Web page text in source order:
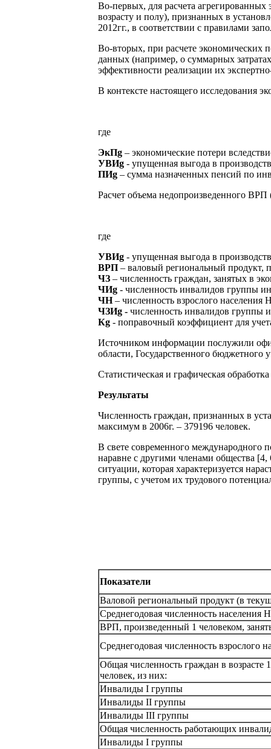
Во-первых, для расчета
возрасту и полу), признанных в
2012гг., в соответствии с правилами
Во-вторых, при расчете экономических
данных (например, о суммарных
эффективности реализации их
В контексте настоящего исследования
где
ЭкПg – экономические потери
УВИg - упущенная выгода в
ПИg – сумма назначенных пенсий по
Расчет объема недопроизведенного ВРП
где
УВИg - упущенная выгода в
ВРП – валовый региональный продукт,
ЧЗ – численность граждан, занятых в
ЧИg - численность инвалидов группы
ЧН– численность взрослого населения
ЧЗИg - численность инвалидов группы
Кg - поправочный коэффициент для
Источником информации послужили
области, Государственного
Статистическая и графическая
Результаты
Численность граждан, признанных в
максимум в 2006г. – 379196 человек.
В свете современного международного
наравне с другими членами общества [4,
ситуации, которая характеризуется
группы, с учетом их трудового
Показатели
Валовой региональный продукт (в
Среднегодовая численность населения
ВРП, произведенный 1 человеком,
Среднегодовая численность взрослого
Общая численность граждан в
человек, из них:
Инвалиды I группы
Инвалиды II группы
Инвалиды III группы
Общая численность работающих
Инвалиды I группы